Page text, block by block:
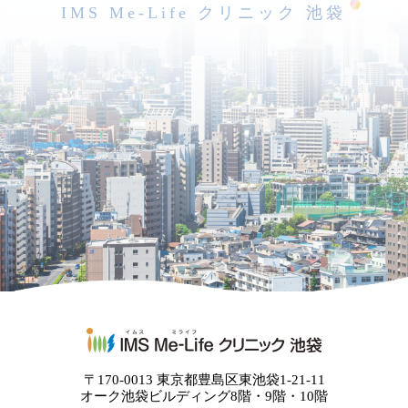
IMS Me-Life クリニック 池袋
〒170-0013 東京都豊島区東池袋1-21-11
オーク池袋ビルディング8階・9階・10階